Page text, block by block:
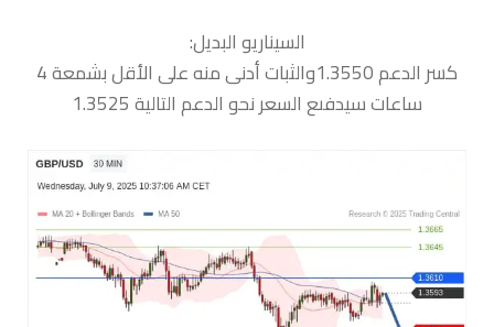
السيناريو البديل:
كسر الدعم 1.3550والثبات أدنى منه على الأقل بشمعة 4
ساعات سيدفىع السعر نحو الدعم التالية 1.3525